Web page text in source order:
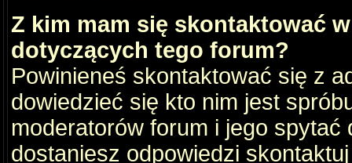
Z kim mam się skontaktować
dotyczących tego forum?
Powinieneś skontaktować się z
dowiedzieć się kto nim jest
moderatorów forum i jego
dostaniesz odpowiedzi